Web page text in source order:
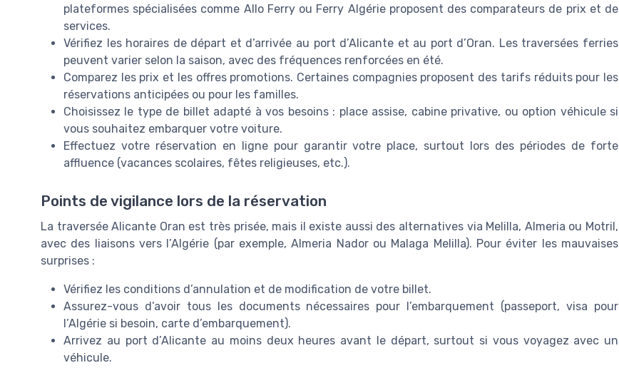
plateformes spécialisées comme Allo Ferry ou Ferry Algérie proposent des comparateurs de prix et de
services.
Vérifiez les horaires de départ et d’arrivée au port d’Alicante et au port d’Oran. Les traversées ferries
peuvent varier selon la saison, avec des fréquences renforcées en été.
Comparez les prix et les offres promotions. Certaines compagnies proposent des tarifs réduits pour les
réservations anticipées ou pour les familles.
Choisissez le type de billet adapté à vos besoins : place assise, cabine privative, ou option véhicule si
vous souhaitez embarquer votre voiture.
Effectuez votre réservation en ligne pour garantir votre place, surtout lors des périodes de forte
affluence (vacances scolaires, fêtes religieuses, etc.).
Points de vigilance lors de la réservation
La traversée Alicante Oran est très prisée, mais il existe aussi des alternatives via Melilla, Almeria ou Motril,
avec des liaisons vers l’Algérie (par exemple, Almeria Nador ou Malaga Melilla). Pour éviter les mauvaises
surprises :
Vérifiez les conditions d’annulation et de modification de votre billet.
Assurez-vous d’avoir tous les documents nécessaires pour l’embarquement (passeport, visa pour
l’Algérie si besoin, carte d’embarquement).
Arrivez au port d’Alicante au moins deux heures avant le départ, surtout si vous voyagez avec un
véhicule.